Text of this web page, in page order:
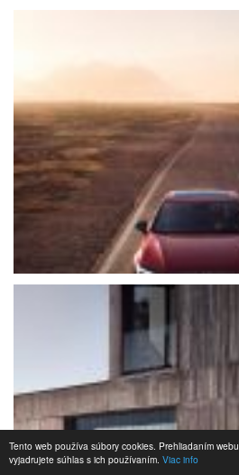
Tento web používa súbory cookies. Prehliadaním webu
vyjadrujete súhlas s ich používaním. Viac info